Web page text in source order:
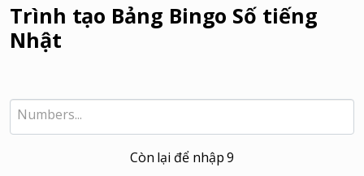
Trình tạo Bảng Bingo Số tiếng
Nhật
Còn lại để nhập9